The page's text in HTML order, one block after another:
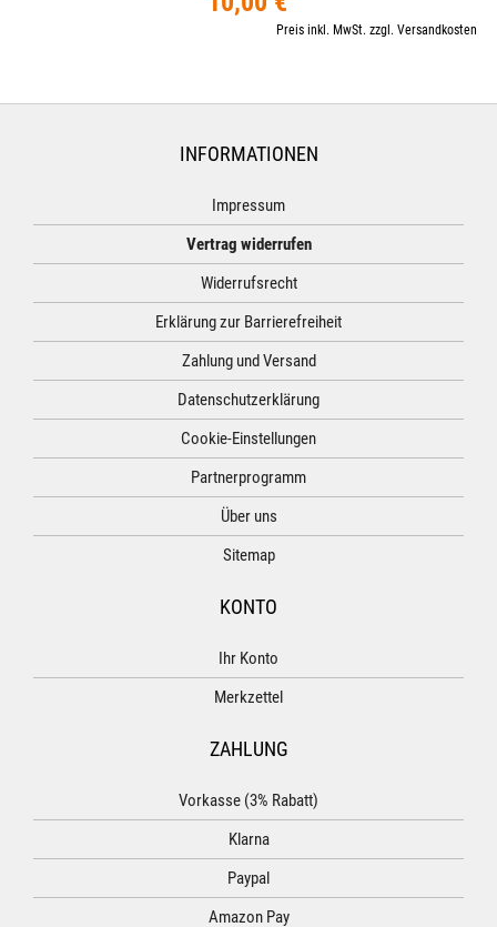
Preis inkl. MwSt. zzgl. Versandkosten
INFORMATIONEN
Impressum
Vertrag widerrufen
Widerrufsrecht
Erklärung zur Barrierefreiheit
Zahlung und Versand
Datenschutzerklärung
Cookie-Einstellungen
Partnerprogramm
Über uns
Sitemap
KONTO
Ihr Konto
Merkzettel
ZAHLUNG
Vorkasse (3% Rabatt)
Klarna
Paypal
Amazon Pay